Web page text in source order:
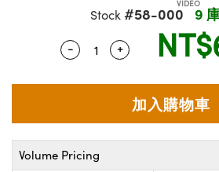
鍍）鍍膜光學元件
Elements (DOE) | 繞射光學
Stage Micrometers | 刻劃板或鏡
| 顯微鏡用結構件
鏡
and Couplers | 中繼鏡或耦合鏡
and Optomechanics | 相
Interface Cameras | 高速接口相機
Labs™
Stock #58-000 9
Quantity Selector
- Use the plus
+
Volume Pricing